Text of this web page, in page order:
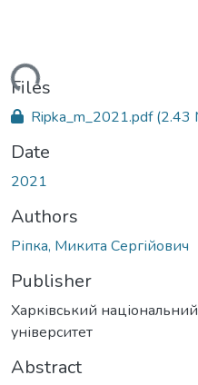
Files
Ripka_m_2021.pdf(2.43
Date
2021
Authors
Ріпка, Микита Сергійович
Publisher
Харківський
університет
Abstract